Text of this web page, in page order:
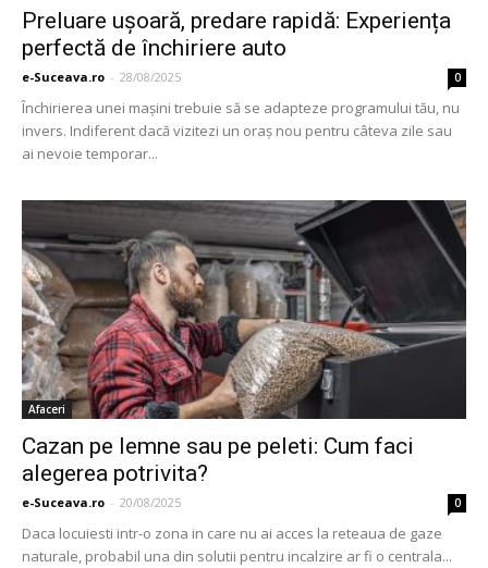
Preluare ușoară, predare rapidă: Experiența
perfectă de închiriere auto
e-Suceava.ro - 28/08/2025 0
Închirierea unei mașini trebuie să se adapteze programului tău, nu
invers. Indiferent dacă vizitezi un oraș nou pentru câteva zile sau
ai nevoie temporar...
Afaceri
Cazan pe lemne sau pe peleti: Cum faci
alegerea potrivita?
e-Suceava.ro - 20/08/2025 0
Daca locuiesti intr-o zona in care nu ai acces la reteaua de gaze
naturale, probabil una din solutii pentru incalzire ar fi o centrala...